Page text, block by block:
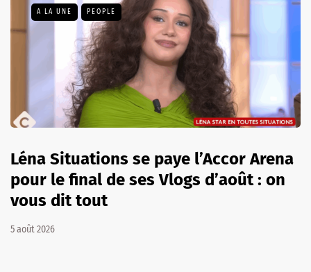
A LA UNE PEOPLE
Léna Situations se paye l’Accor Arena
pour le final de ses Vlogs d’août : on
vous dit tout
5 août 2026